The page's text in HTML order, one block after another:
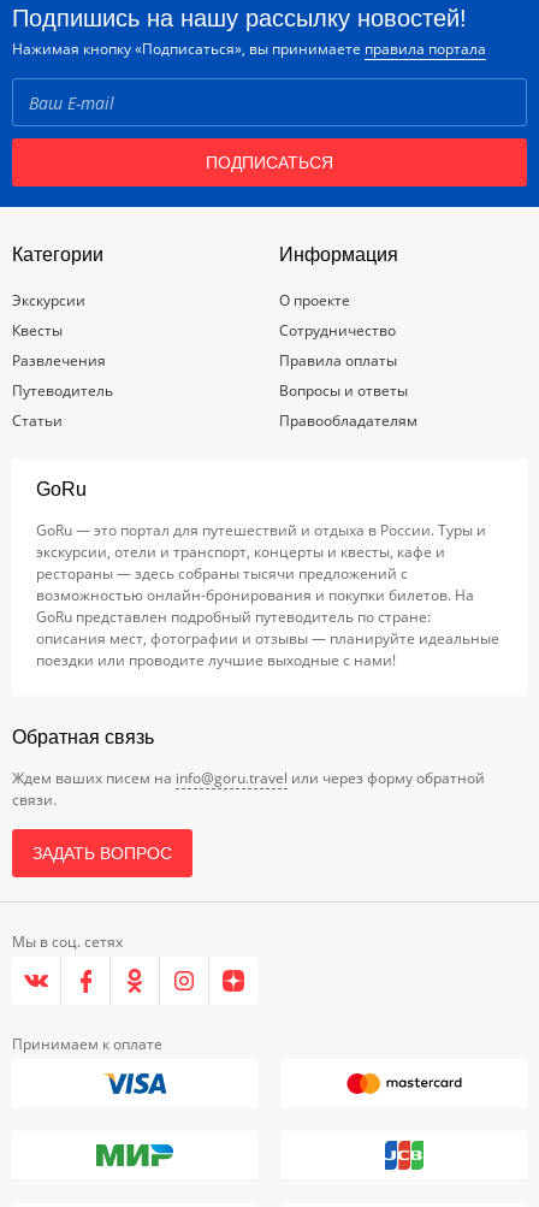
Подпишись на нашу рассылку новостей!
Нажимая кнопку «Подписаться», вы принимаете правила портала
ПОДПИСАТЬСЯ
Категории
Экскурсии
Квесты
Развлечения
Путеводитель
Статьи
Информация
О проекте
Сотрудничество
Правила оплаты
Вопросы и ответы
Правообладателям
GoRu
GoRu — это портал для путешествий и отдыха в России. Туры и
экскурсии, отели и транспорт, концерты и квесты, кафе и
рестораны — здесь собраны тысячи предложений с
возможностью онлайн-бронирования и покупки билетов. На
GoRu представлен подробный путеводитель по стране:
описания мест, фотографии и отзывы — планируйте идеальные
поездки или проводите лучшие выходные с нами!
Обратная связь
Ждем ваших писем на info@goru.travel или через форму обратной
связи.
ЗАДАТЬ ВОПРОС
Мы в соц. сетях
Принимаем к оплате